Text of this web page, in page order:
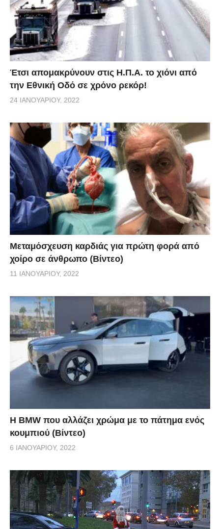
Έτσι απομακρύνουν στις Η.Π.Α. το χιόνι από
την Εθνική Οδό σε χρόνο ρεκόρ!
24 ΙΑΝΟΥΑΡΊΟΥ, 2022
Μεταμόσχευση καρδιάς για πρώτη φορά από
χοίρο σε άνθρωπο (Βίντεο)
11 ΙΑΝΟΥΑΡΊΟΥ, 2022
Η BMW που αλλάζει χρώμα με το πάτημα ενός
κουμπιού (Βίντεο)
6 ΙΑΝΟΥΑΡΊΟΥ, 2022